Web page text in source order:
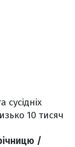
10 тисяч
/